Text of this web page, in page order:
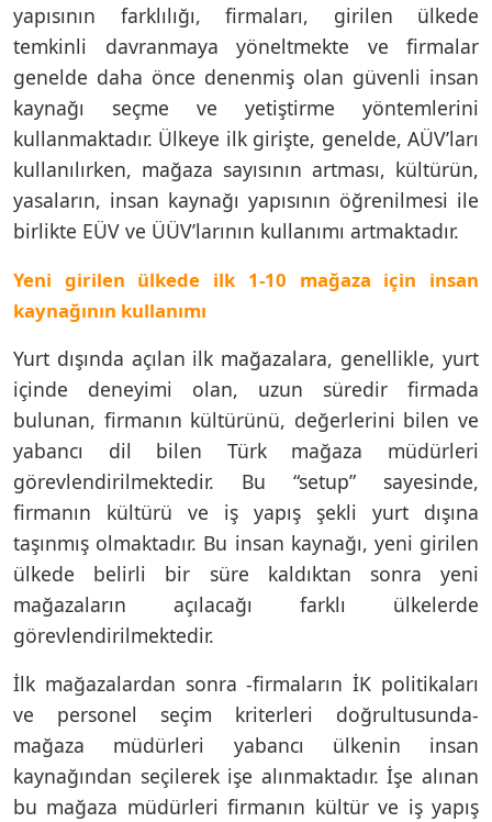
yapısının farklılığı, firmaları, girilen ülkede
temkinli davranmaya yöneltmekte ve firmalar
genelde daha önce denenmiş olan güvenli insan
kaynağı seçme ve yetiştirme yöntemlerini
kullanmaktadır. Ülkeye ilk girişte, genelde, AÜV’ları
kullanılırken, mağaza sayısının artması, kültürün,
yasaların, insan kaynağı yapısının öğrenilmesi ile
birlikte EÜV ve ÜÜV’larının kullanımı artmaktadır.
Yeni girilen ülkede ilk 1-10 mağaza için insan
kaynağının kullanımı
Yurt dışında açılan ilk mağazalara, genellikle, yurt
içinde deneyimi olan, uzun süredir firmada
bulunan, firmanın kültürünü, değerlerini bilen ve
yabancı dil bilen Türk mağaza müdürleri
görevlendirilmektedir. Bu “setup” sayesinde,
firmanın kültürü ve iş yapış şekli yurt dışına
taşınmış olmaktadır. Bu insan kaynağı, yeni girilen
ülkede belirli bir süre kaldıktan sonra yeni
mağazaların açılacağı farklı ülkelerde
görevlendirilmektedir.
İlk mağazalardan sonra -firmaların İK politikaları
ve personel seçim kriterleri doğrultusunda-
mağaza müdürleri yabancı ülkenin insan
kaynağından seçilerek işe alınmaktadır. İşe alınan
bu mağaza müdürleri firmanın kültür ve iş yapış